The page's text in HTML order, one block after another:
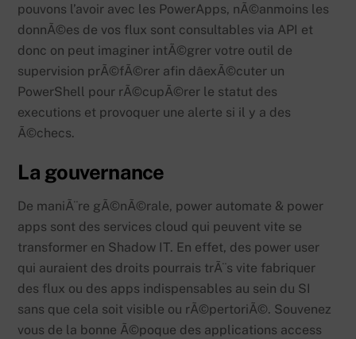
pouvons l’avoir avec les PowerApps, nÃ©anmoins les
donnÃ©es de vos flux sont consultables via API et
donc on peut imaginer intÃ©grer votre outil de
supervision prÃ©fÃ©rer afin dâexÃ©cuter un
PowerShell pour rÃ©cupÃ©rer le statut des
executions et provoquer une alerte si il y a des
Ã©checs.
La gouvernance
De maniÃ¨re gÃ©nÃ©rale, power automate & power
apps sont des services cloud qui peuvent vite se
transformer en Shadow IT. En effet, des power user
qui auraient des droits pourrais trÃ¨s vite fabriquer
des flux ou des apps indispensables au sein du SI
sans que cela soit visible ou rÃ©pertoriÃ©. Souvenez
vous de la bonne Ã©poque des applications access